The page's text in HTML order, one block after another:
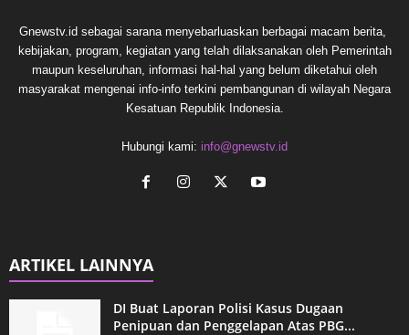
Gnewstv.id sebagai sarana menyebarluaskan berbagai macam berita,
kebijakan, program, kegiatan yang telah dilaksanakan oleh Pemerintah
maupun keseluruhan, informasi hal-hal yang belum diketahui oleh
masyarakat mengenai info-info terkini pembangunan di wilayah Negara
Kesatuan Republik Indonesia.
Hubungi kami: info@gnewstv.id
ARTIKEL LAINNYA
DI Buat Laporan Polisi Kasus Dugaan
Penipuan dan Penggelapan Atas PBG...